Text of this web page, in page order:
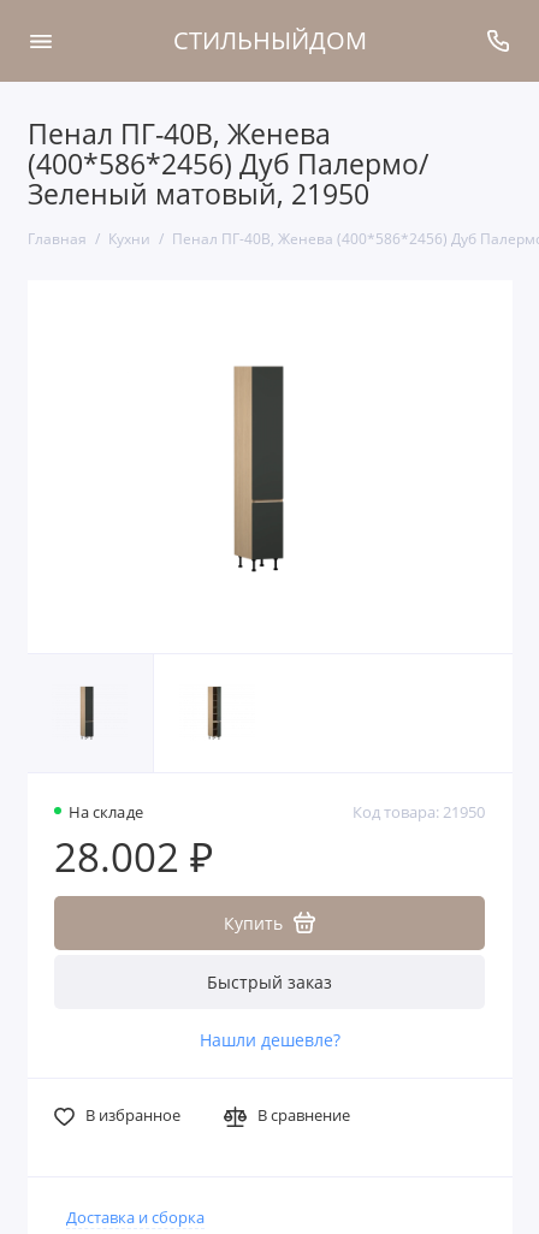
СТИЛЬНЫЙДОМ
Пенал ПГ-40В, Женева
(400*586*2456) Дуб Палермо/
Зеленый матовый, 21950
Главная Кухни Пенал ПГ-40В, Женева (400*586*2456) Дуб
На складе Код товара: 21950
28.002 ₽
Купить
Быстрый заказ
Нашли дешевле?
В избранное В сравнение
Доставка и сборка